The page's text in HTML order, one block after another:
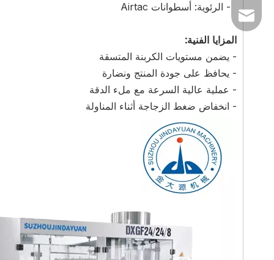
- الرئوية: أسطوانات Airtac
المزايا الفنية:
- يضمن مستويات الكربنة المتسقة
- يحافظ على جودة المنتج ونضارة
- عملية عالية السرعة مع ملء الدقة
- انخفاض ضغط الزجاجة أثناء المناولة